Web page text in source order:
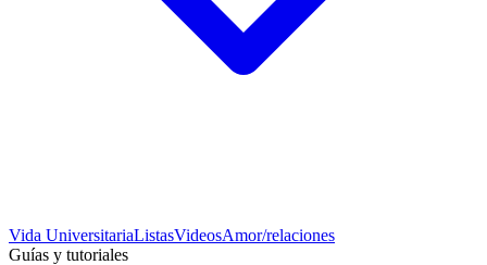
Vida UniversitariaListasVideosAmor/relaciones
Guías y tutoriales